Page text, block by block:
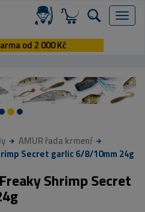
Menu
od 2 000 Kč
AMUR řada krmení
Secret garlic 6/8/10mm 24g
Shrimp Secret